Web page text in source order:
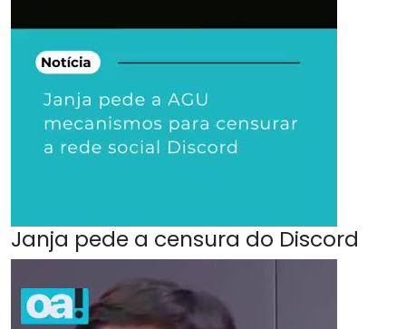
Janja pede a censura do Discord